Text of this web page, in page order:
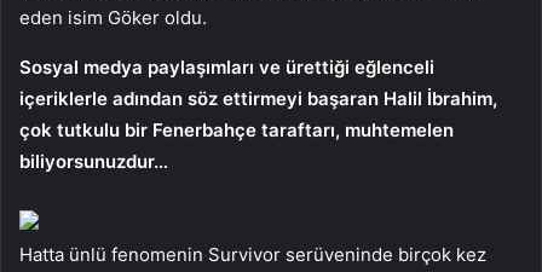
eden isim Göker oldu.
Sosyal medya paylaşımları ve ürettiği eğlenceli
içeriklerle adından söz ettirmeyi başaran Halil İbrahim,
çok tutkulu bir Fenerbahçe taraftarı, muhtemelen
biliyorsunuzdur…
Hatta ünlü fenomenin Survivor serüveninde birçok kez